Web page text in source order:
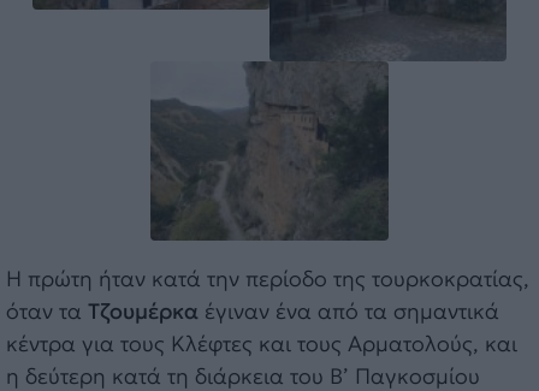
Η πρώτη ήταν κατά την περίοδο της τουρκοκρατίας,
όταν τα Τζουμέρκα έγιναν ένα από τα σημαντικά
κέντρα για τους Κλέφτες και τους Αρματολούς, και
η δεύτερη κατά τη διάρκεια του Β’ Παγκοσμίου